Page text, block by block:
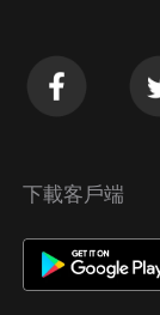
下載客戶端